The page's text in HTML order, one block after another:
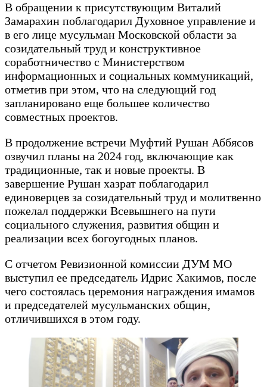
В обращении к присутствующим Виталий
Замарахин поблагодарил Духовное управление и
в его лице мусульман Московской области за
созидательный труд и конструктивное
соработничество с Министерством
информационных и социальных коммуникаций,
отметив при этом, что на следующий год
запланировано еще большее количество
совместных проектов.
В продолжение встречи Муфтий Рушан Аббясов
озвучил планы на 2024 год, включающие как
традиционные, так и новые проекты. В
завершение Рушан хазрат поблагодарил
единоверцев за созидательный труд и молитвенно
пожелал поддержки Всевышнего на пути
социального служения, развития общин и
реализации всех богоугодных планов.
С отчетом Ревизионной комиссии ДУМ МО
выступил ее председатель Идрис Хакимов, после
чего состоялась церемония награждения имамов
и председателей мусульманских общин,
отличившихся в этом году.